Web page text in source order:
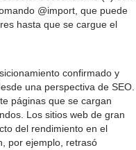
@import, que puede
hasta que se cargue el
confirmado y
una perspectiva de SEO.
páginas que se cargan
Los sitios web de gran
del rendimiento en el
por ejemplo, retrasó